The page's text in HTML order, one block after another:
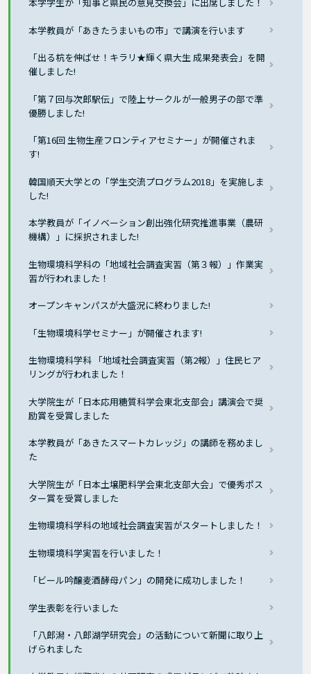
本学教員が「あきたうまいもの市」で講演を行います
「出る杭を伸ばせ！キラリ★輝く県大生 成果発表会」を開
催しました!
「第７回与次郎駅伝」で陸上サークルが一般男子の部で準
優勝しました!
「第16回 生物生産フロンティアセミナー」が開催されま
す!
韓国順天大学との「学生交流プログラム2018」を実施しま
した!
本学教員が「イノベーション創出強化研究推進事業（農研
機構）」に採択されました!
生物環境科学科の「地域社会調査実習（第３報）」作業実
習が行われました！
オープンキャンパスが大盛況に終わりました!
「生物環境科学セミナー」が開催されます!
生物環境科学科 「地域社会調査実習（第2報）」住民ヒア
リングが行われました！
大学院生が「日本応用糖質科学会東北支部会」講演会で奨
励賞を受賞しました
本学教員が「あきたスマートカレッジ」の講師を務めまし
た
大学院生が「日本土壌肥料学会東北支部大会」で優秀ポス
ター賞を受賞しました
生物環境科学科の地域社会調査実習がスタートしました！
生物環境科学実習を行いました！
「ビール吟醸麦酒酵母パン」の開発に成功しました！
学生表彰を行いました
「八郎潟・八郎湖学研究会」の活動について新聞に取り上
げられました